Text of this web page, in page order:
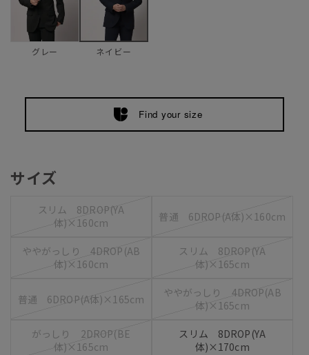
グレー ネイビー
Find your size
サイズ
スリム 8DROP(YA
体)×160cm
普通 6DROP(A体)×160cm
ややがっしり 4DROP(AB
体)×160cm
スリム 8DROP(YA
体)×165cm
普通 6DROP(A体)×165cm
ややがっしり 4DROP(AB
体)×165cm
がっしり 2DROP(BE
体)×165cm
スリム 8DROP(YA
体)×170cm